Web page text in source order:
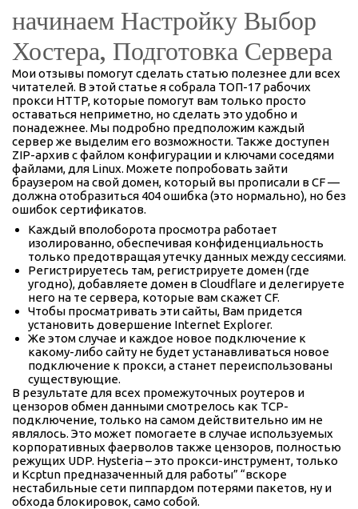
начинаем Настройку Выбор
Хостера, Подготовка Сервера
Мои отзывы помогут сделать статью полезнее дли всех
читателей. В этой статье я собрала ТОП-17 рабочих
прокси HTTP, которые помогут вам только просто
оставаться неприметно, но сделать это удобно и
понадежнее. Мы подробно предположим каждый
сервер же выделим его возможности. Также доступен
ZIP-архив с файлом конфигурации и ключами соседями
файлами, для Linux. Можете попробовать зайти
браузером на свой домен, который вы прописали в CF —
должна отобразиться 404 ошибка (это нормально), но без
ошибок сертификатов.
Каждый вполоборота просмотра работает
изолированно, обеспечивая конфиденциальность
только предотвращая утечку данных между сессиями.
Регистрируетесь там, регистрируете домен (где
угодно), добавляете домен в Cloudflare и делегируете
него на те сервера, которые вам скажет CF.
Чтобы просматривать эти сайты, Вам придется
установить довершение Internet Explorer.
Же этом случае и каждое новое подключение к
какому-либо сайту не будет устанавливаться новое
подключение к прокси, а станет переиспользованы
существующие.
В результате для всех промежуточных роутеров и
цензоров обмен данными смотрелось как TCP-
подключение, только на самом действительно им не
являлось. Это может помогаете в случае используемых
корпоративных фаерволов также цензоров, полностью
режущих UDP. Hysteria – это прокси-инструмент, только
и Kcptun предназаченный для работы” “вскоре
нестабильные сети пиппардом потерями пакетов, ну и
обхода блокировок, само собой.